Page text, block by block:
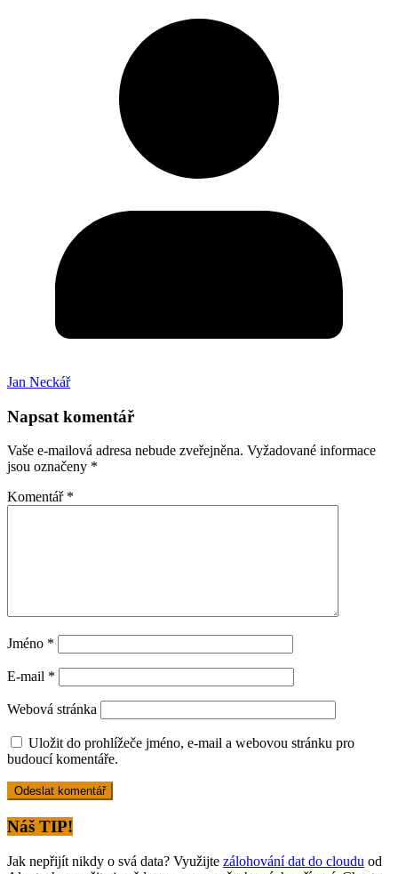
Jan Neckář
Napsat komentář
Vaše e-mailová adresa nebude zveřejněna. Vyžadované informace
jsou označeny *
Komentář *
Jméno *
E-mail *
Webová stránka
Uložit do prohlížeče jméno, e-mail a webovou stránku pro
budoucí komentáře.
Alternative:
Náš TIP!
Jak nepřijít nikdy o svá data? Využijte zálohování dat do cloudu od